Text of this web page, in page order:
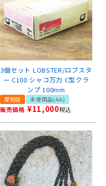
3個セット LOBSTER/ロブスタ
ー C100 シャコ万力 C型クラ
ンプ 100mm
愛知店 未使用品(AA)
販売価格 ¥11,000税込